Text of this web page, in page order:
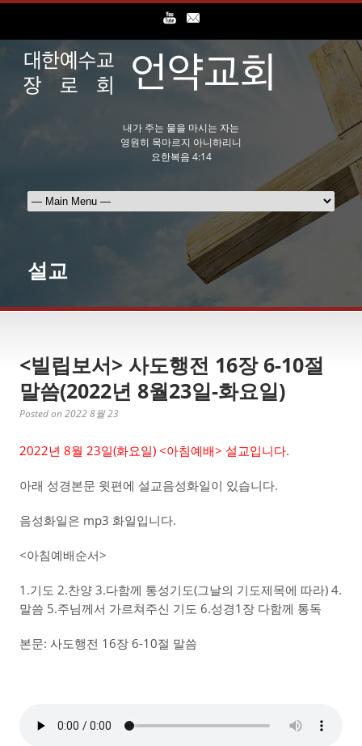
내가 주는 물을 마시는 자는
영원히 목마르지 아니하리니
요한복음 4:14
설교
<빌립보서> 사도행전 16장 6-10절
말씀(2022년 8월23일-화요일)
Posted on 2022 8월 23
2022년 8월 23일(화요일) <아침예배> 설교입니다.
아래 성경본문 윗편에 설교음성화일이 있습니다.
음성화일은 mp3 화일입니다.
<아침예배순서>
1.기도 2.찬양 3.다함께 통성기도(그날의 기도제목에 따라) 4.
말씀 5.주님께서 가르쳐주신 기도 6.성경1장 다함께 통독
본문: 사도행전 16장 6-10절 말씀